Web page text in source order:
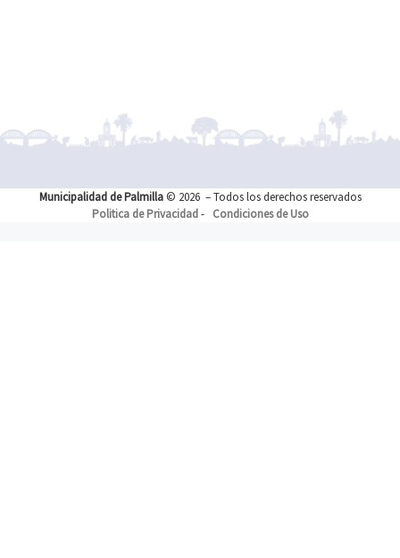
Municipalidad de Palmilla© 2026 – Todos los derechos reservados
Politica de Privacidad- Condiciones de Uso